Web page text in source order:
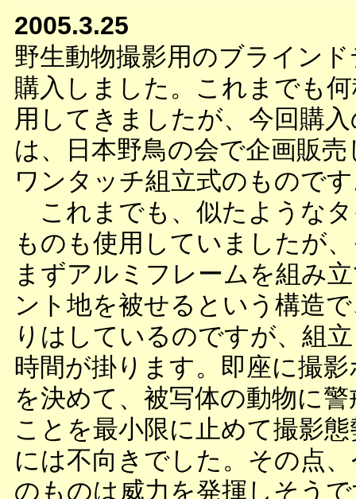
2005.3.25
野生動物撮影用のブライン
購入しました。これまでも
用してきましたが、今回購
は、日本野鳥の会で企画販
ワンタッチ組立式のもので
これまでも、似たような
ものも使用していましたが
まずアルミフレームを組み
ント地を被せるという構造
りはしているのですが、組
時間が掛ります。即座に撮
を決めて、被写体の動物に
ことを最小限に止めて撮影
には不向きでした。その点
のものは威力を発揮しそう